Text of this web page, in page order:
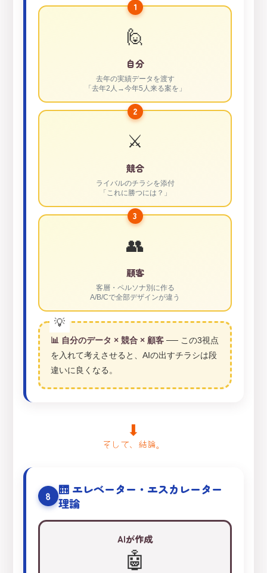
1
🙋
自分
去年の実績データを渡す
「去年2人→今年5人来る案を」
2
⚔️
競合
ライバルのチラシを添付
「これに勝つには？」
3
👥
顧客
客層・ペルソナ別に作る
A/B/Cで全部デザインが違う
📊 自分のデータ × 競合 × 顧客── この3視点
を入れて考えさせると、AIの出すチラシは段
違いに良くなる。
⬇
そして、結論。
8 🛗 エレベーター・エスカレーター
理論
AIが作成
🤖